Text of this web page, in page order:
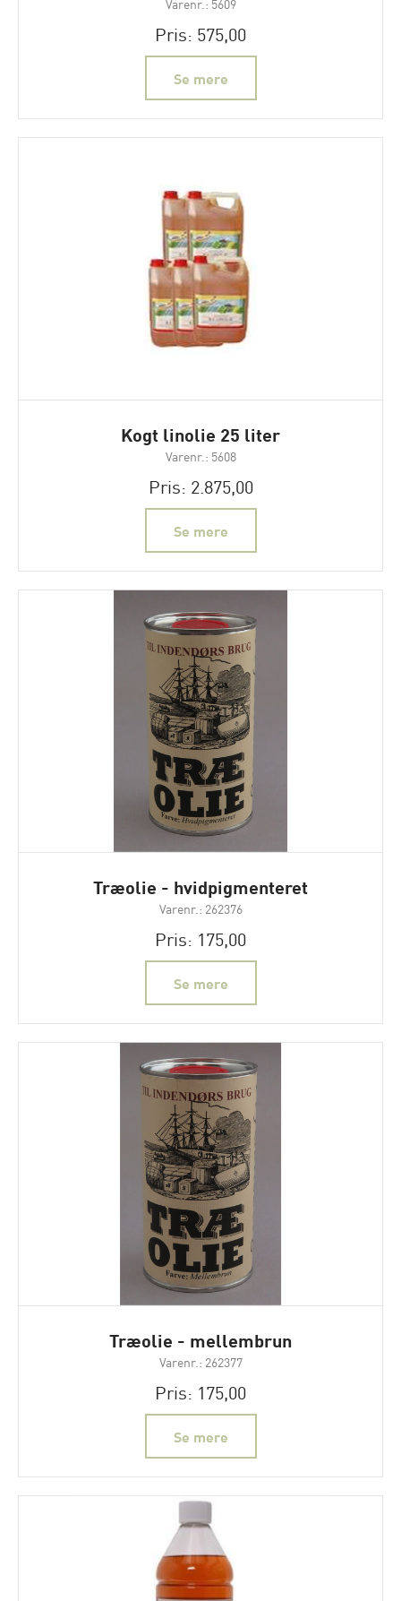
Pris: 575,00
Se mere
Kogt linolie 25 liter
Varenr.: 5608
Pris: 2.875,00
Se mere
Træolie - hvidpigmenteret
Varenr.: 262376
Pris: 175,00
Se mere
Træolie - mellembrun
Varenr.: 262377
Pris: 175,00
Se mere